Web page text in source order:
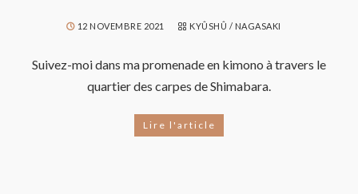
12 NOVEMBRE 2021 KYÛSHÛ / NAGASAKI
Suivez-moi dans ma promenade en kimono à travers le
quartier des carpes de Shimabara.
Lire l'article